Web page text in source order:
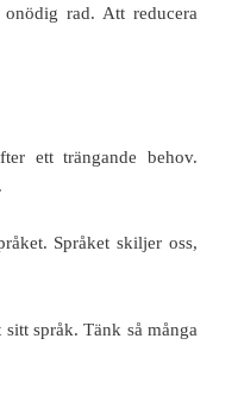
rad. Att reducera
ett trängande behov.
Språket skiljer oss,
språk. Tänk så många